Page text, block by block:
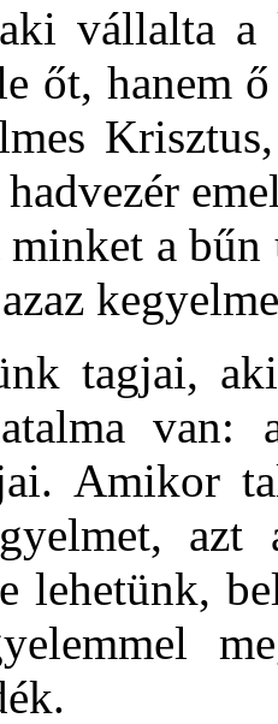
vállalta a
őt, hanem
minket a
azaz
tagjai,
van:
Amikor
azt
lehetünk,